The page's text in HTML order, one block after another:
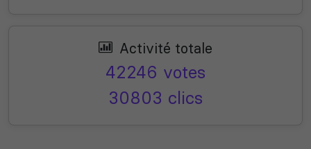
Activité totale
42246 votes
30803 clics